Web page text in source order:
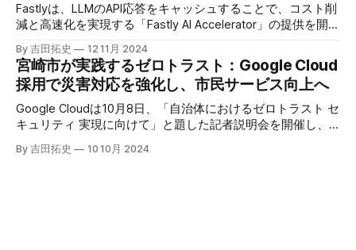
Fastlyは、LLMのAPI応答をキャッシュすることで、コスト削
減と高速化を実現する「Fastly AI Accelerator」の提供を開始
した。キップ・コンプトン最高プロダクト責任者（CPO）
は、類似した質問への応答を再利用し、効率的な処理を可能
にすると説明した。さらに、コンプトンは、エッジコンピュ
ーティングの利点を活かしたパーソナライズや、エッジにお
けるGPUの経済性、セキュリティへの取り組みなど、Fastly
のAI戦略について語った。
By 吉田拓史 12 11月 2024
宮崎市が実践するゼロトラスト：Google Cloud
採用で災害対応を強化し、市民サービス向上へ
Google Cloudは10月8日、「自治体におけるゼロトラスト セ
キュリティ 実現に向けて」と題した記者説明会を開催し、
自治体向けにゼロトラストセキュリティ導入を支援するプロ
グラムを発表した。宮崎市の事例では、Google Workspace
By 吉田拓史 10 10月 2024